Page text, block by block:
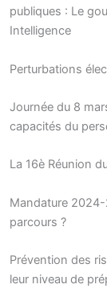
publiques : Le
Intelligence
Perturbations
Journée du 8
capacités du
La 16è Réunion
Mandature 2024-
parcours ?
Prévention des
leur niveau de